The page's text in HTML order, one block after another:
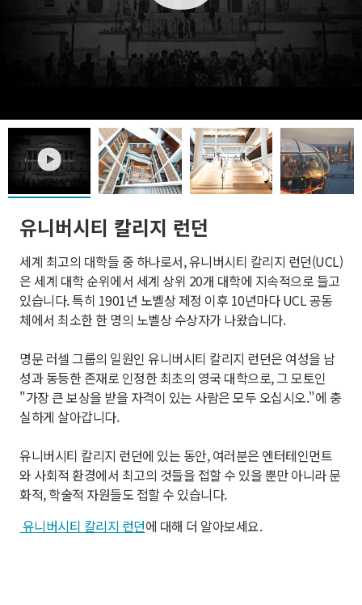
play
유니버시티 칼리지 런던
세계 최고의 대학들 중 하나로서, 유니버시티 칼리지 런던(UCL)
은 세계 대학 순위에서 세계 상위 20개 대학에 지속적으로 들고
있습니다. 특히 1901년 노벨상 제정 이후 10년마다 UCL 공동
체에서 최소한 한 명의 노벨상 수상자가 나왔습니다.
명문 러셀 그룹의 일원인 유니버시티 칼리지 런던은 여성을 남
성과 동등한 존재로 인정한 최초의 영국 대학으로, 그 모토인
"가장 큰 보상을 받을 자격이 있는 사람은 모두 오십시오."에 충
실하게 살아갑니다.
유니버시티 칼리지 런던에 있는 동안, 여러분은 엔터테인먼트
와 사회적 환경에서 최고의 것들을 접할 수 있을 뿐만 아니라 문
화적, 학술적 자원들도 접할 수 있습니다.
유니버시티 칼리지 런던에 대해 더 알아보세요.